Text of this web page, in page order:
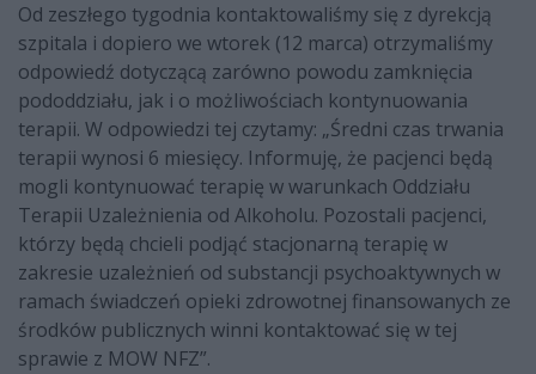
Od zeszłego tygodnia kontaktowaliśmy się z dyrekcją
szpitala i dopiero we wtorek (12 marca) otrzymaliśmy
odpowiedź dotyczącą zarówno powodu zamknięcia
pododdziału, jak i o możliwościach kontynuowania
terapii. W odpowiedzi tej czytamy: „Średni czas trwania
terapii wynosi 6 miesięcy. Informuję, że pacjenci będą
mogli kontynuować terapię w warunkach Oddziału
Terapii Uzależnienia od Alkoholu. Pozostali pacjenci,
którzy będą chcieli podjąć stacjonarną terapię w
zakresie uzależnień od substancji psychoaktywnych w
ramach świadczeń opieki zdrowotnej finansowanych ze
środków publicznych winni kontaktować się w tej
sprawie z MOW NFZ”.